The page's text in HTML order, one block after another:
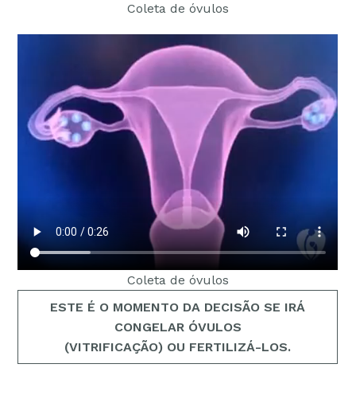
Coleta de óvulos
Coleta de óvulos
ESTE É O MOMENTO DA DECISÃO SE IRÁ
CONGELAR ÓVULOS
(VITRIFICAÇÃO) OU FERTILIZÁ-LOS.